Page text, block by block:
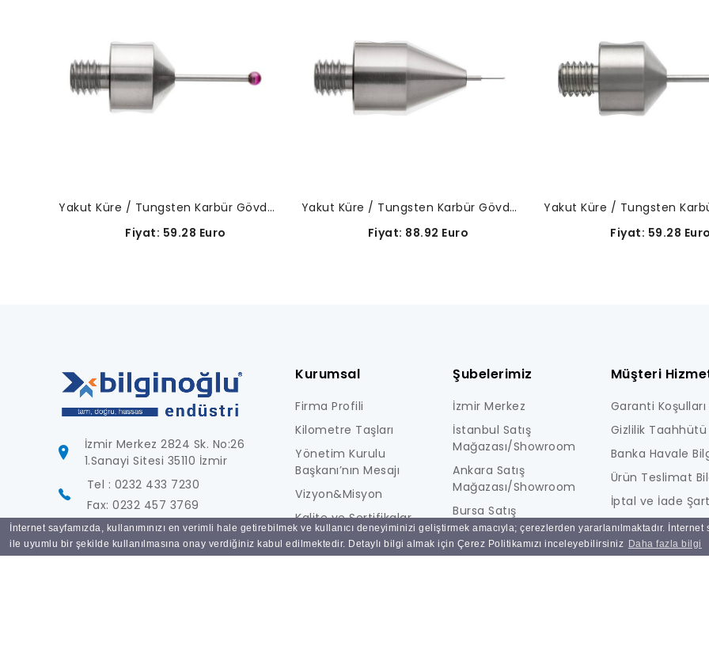
İnternet sayfamızda, kullanımınızı en verimli hale getirebilmek ve kullanıcı deneyiminizi geliştirmek amacıyla; çerezlerden yararlanılmaktadır.
ile uyumlu bir şekilde kullanılmasına onay verdiğiniz kabul edilmektedir. Detaylı bilgi almak için Çerez Politikamızı inceleyebilirsiniz Daha fazla bilgi
Yakut Küre / Tungsten Karbür Gövde-A-5003-5206
Fiyat: 59.28 Euro
Yakut Küre / Tungsten Karbür Gövde-A-5003-5201
Fiyat: 88.92 Euro
Fiyat: 59.28 Euro
İzmir Merkez 2824 Sk. No:26
1.Sanayi Sitesi 35110 İzmir
Tel : 0232 433 7230
Fax: 0232 457 3769
info@bilginoglu.com
Kurumsal
Firma Profili
Kilometre Taşları
Yönetim Kurulu
Başkanı’nın Mesajı
Vizyon&Misyon
Kalite ve Sertifikalar
Foto Galeri
Şubelerimiz
İzmir Merkez
İstanbul Satış
Mağazası/Showroom
Ankara Satış
Mağazası/Showroom
Bursa Satış
Mağazası/Showroom
Ulucak Depo & Teknik
Müşteri
Garanti Koşulları
Gizlilik Taahhütü
Banka Havale
Ürün Teslimat
İptal ve İade
KİŞİSEL VERİLERE
AYDINLATMA